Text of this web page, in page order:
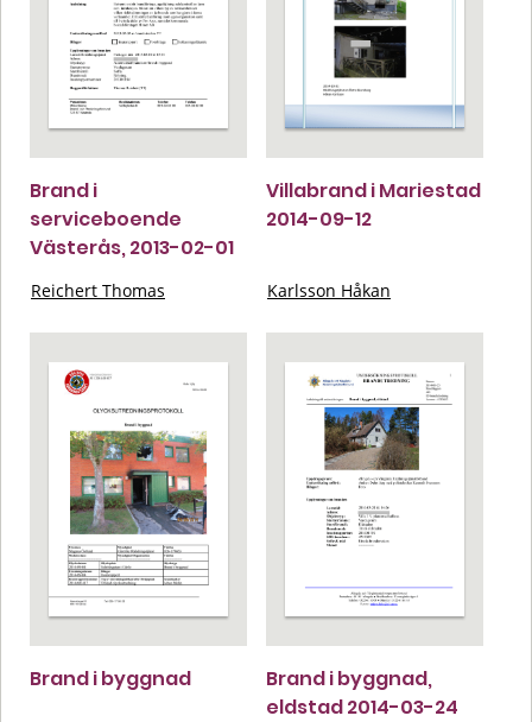
Brand i
serviceboende
Västerås, 2013-02-01
Reichert Thomas
Villabrand i Mariestad
2014-09-12
Karlsson Håkan
Brand i byggnad
Brand i byggnad,
eldstad 2014-03-24